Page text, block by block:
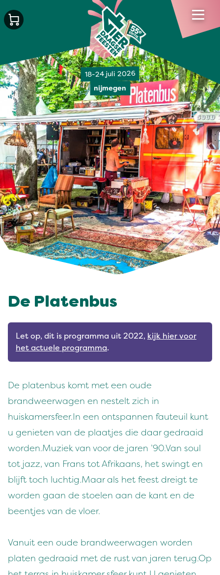
18-24 juli 2026
nijmegen
De Platenbus
Let op, dit is programma uit 2022, kijk hier voor
het actuele programma.
De platenbus komt met een oude
brandweerwagen en nestelt zich in
huiskamersfeer.In een ontspannen fauteuil kunt
u genieten van de plaatjes die daar gedraaid
worden.Muziek van voor de jaren ’90.Van soul
tot jazz, van Frans tot Afrikaans, het swingt en
blijft toch luchtig.Maar als het feest dreigt te
worden gaan de stoelen aan de kant en de
beentjes van de vloer.
Vanuit een oude brandweerwagen worden
platen gedraaid met de rust van jaren terug.Op